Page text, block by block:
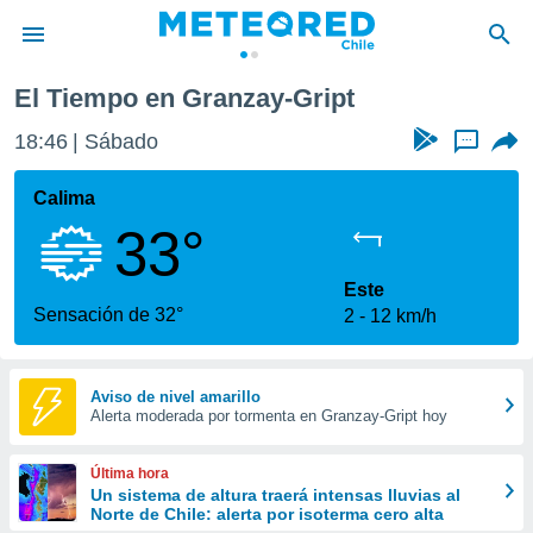
de
por
que se
calidad.
a este
las
y
forma
digital
basada
El Tiempo en Granzay-Gript
18:46 Sábado ...
Calima
33°
Sensación de 32°
Este
2
12 km/h
Aviso de nivel amarillo
Alerta moderada por tormenta en Granzay-Gript hoy
Última hora
Un sistema de altura traerá intensas lluvias al
Norte de Chile: alerta por isoterma cero alta